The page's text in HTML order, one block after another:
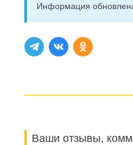
Информация
Ваши отзывы,